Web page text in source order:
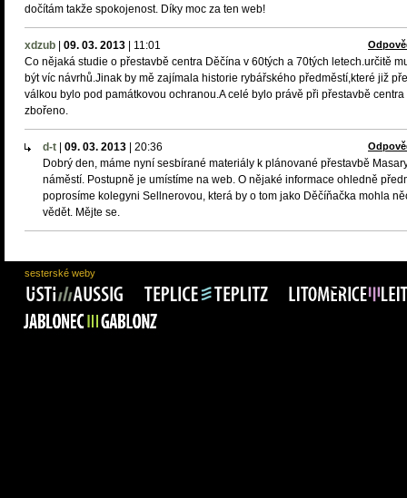
dočítám takže spokojenost. Díky moc za ten web!
xdzub 09. 03. 2013 11:01
Co nějaká studie o přestavbě centra Děčína v 60tých a 70tých letech.určitě
být víc návrhů.Jinak by mě zajímala historie rybářského předměstí,které již
válkou bylo pod památkovou ochranou.A celé bylo právě při přestavbě centra
zbořeno.
d-t 09. 03. 2013 20:36
Dobrý den, máme nyní sesbírané materiály k plánované přestavbě
náměstí. Postupně je umístíme na web. O nějaké informace ohledně
poprosíme kolegyni Sellnerovou, která by o tom jako Děčíňačka mohla
vědět. Mějte se.
sesterské weby